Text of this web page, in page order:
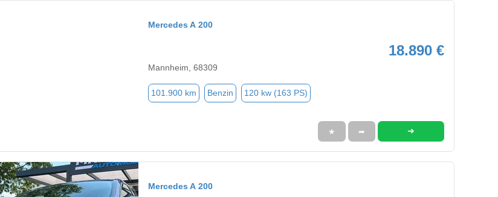
Mercedes A 200
18.890 €
Mannheim, 68309
101.900 km Benzin 120 kw (163 PS)
★ ➦ ➜
Mercedes A 200